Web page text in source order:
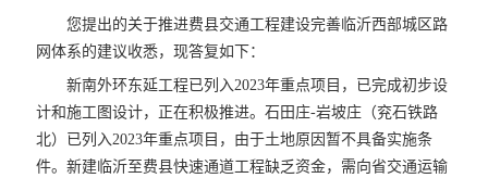
您提出的关于推进费县交通工程建设完善临沂西部城区路
网体系的建议收悉，现答复如下：
新南外环东延工程已列入2023年重点项目，已完成初步设
计和施工图设计，正在积极推进。石田庄-岩坡庄（兖石铁路
北）已列入2023年重点项目，由于土地原因暂不具备实施条
件。新建临沂至费县快速通道工程缺乏资金，需向省交通运输